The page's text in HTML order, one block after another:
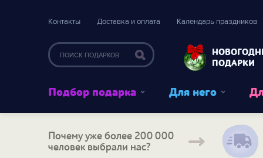
Контакты Доставка и оплата Календарь праздников
ПОДАРКИ
Подбор подарка Для него
Почему уже более 200 000
человек выбрали нас?